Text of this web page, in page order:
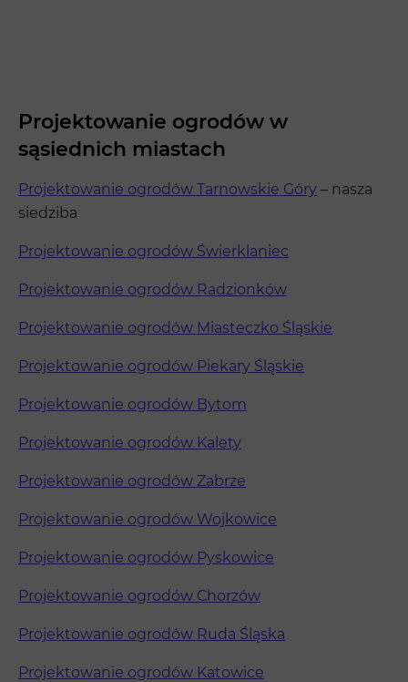
Projektowanie ogrodów w
sąsiednich miastach
Projektowanie ogrodów Tarnowskie Góry – nasza
siedziba
Projektowanie ogrodów Świerklaniec
Projektowanie ogrodów Radzionków
Projektowanie ogrodów Miasteczko Śląskie
Projektowanie ogrodów Piekary Śląskie
Projektowanie ogrodów Bytom
Projektowanie ogrodów Kalety
Projektowanie ogrodów Zabrze
Projektowanie ogrodów Wojkowice
Projektowanie ogrodów Pyskowice
Projektowanie ogrodów Chorzów
Projektowanie ogrodów Ruda Śląska
Projektowanie ogrodów Katowice